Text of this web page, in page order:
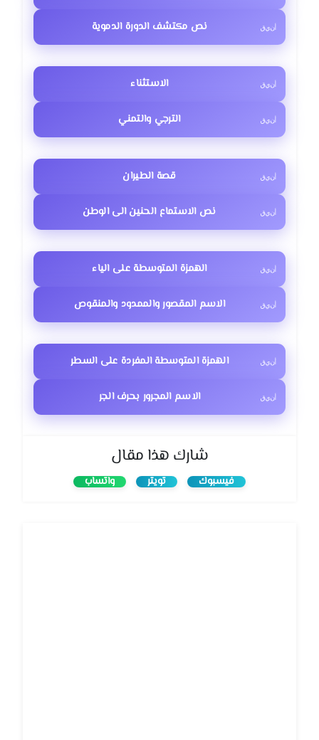
نص مكتشف الدورة الدموية
الاستثناء
الترجي والتمني
قصة الطيران
نص الاستماع الحنين الى الوطن
الهمزة المتوسطة على الياء
الاسم المقصور والممدود والمنقوص
الهمزة المتوسطة المفردة على السطر
الاسم المجرور بحرف الجر
شارك هذا مقال
فيسبوك تويتر واتساب